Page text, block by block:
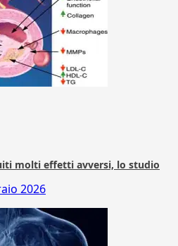
molti effetti avversi, lo studio
2026